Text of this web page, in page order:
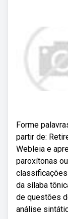
Forme
partir de:
Webleia e
paroxítonas
da sílaba
de questões
análise